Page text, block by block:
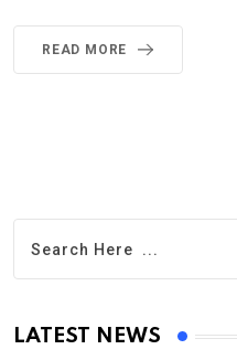
READ MORE
LATEST NEWS